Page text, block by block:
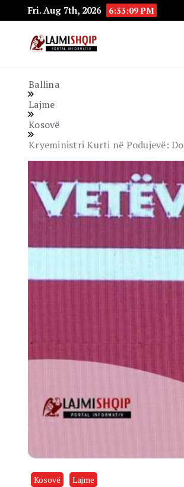
Fri. Aug 7th, 2026 6:33:11 PM
Ballina
Lajme
Kosovë
Kryeministri Kurti në Podujevë:
Kosovë Lajme